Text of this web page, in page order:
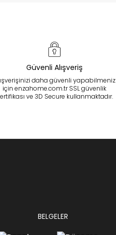
Güvenli Alışveriş
daha güvenli yapabilmeniz
için enzahome.com.tr SSL güvenlik
ve 3D Secure kullanmaktadır.
BELGELER